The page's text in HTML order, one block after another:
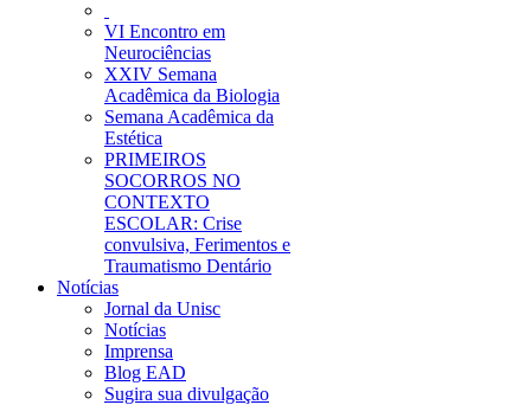
VI Encontro em
Neurociências
XXIV Semana
Acadêmica da Biologia
Semana Acadêmica da
Estética
PRIMEIROS
SOCORROS NO
CONTEXTO
ESCOLAR: Crise
convulsiva, Ferimentos e
Traumatismo Dentário
Notícias
Jornal da Unisc
Notícias
Imprensa
Blog EAD
Sugira sua divulgação